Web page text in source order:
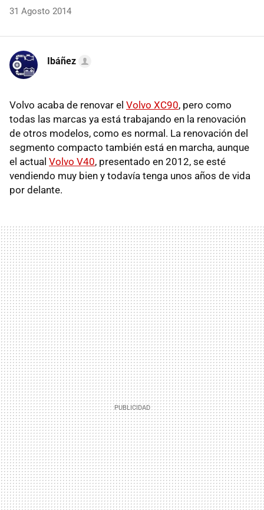
31 Agosto 2014
Ibáñez
Volvo acaba de renovar el Volvo XC90, pero como
todas las marcas ya está trabajando en la renovación
de otros modelos, como es normal. La renovación del
segmento compacto también está en marcha, aunque
el actual Volvo V40, presentado en 2012, se esté
vendiendo muy bien y todavía tenga unos años de vida
por delante.